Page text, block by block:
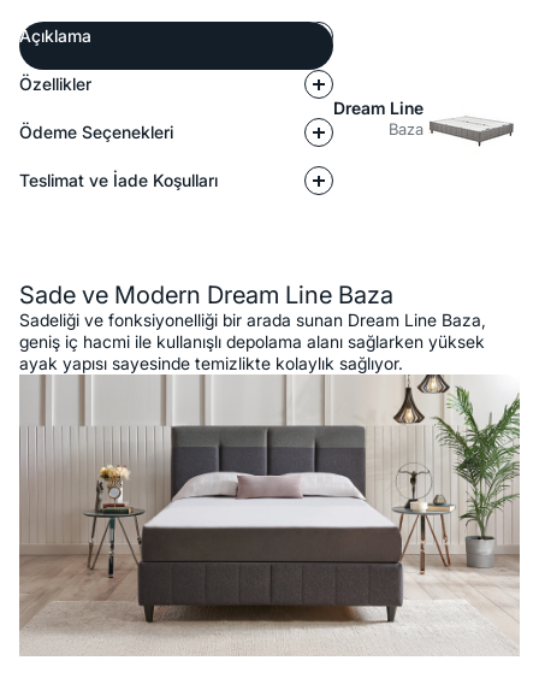
Açıklama
Özellikler
Ödeme Seçenekleri
Teslimat ve İade Koşulları
Dream Line
Baza
Sade ve Modern Dream Line Baza
Sadeliği ve fonksiyonelliği bir arada sunan Dream Line Baza,
geniş iç hacmi ile kullanışlı depolama alanı sağlarken yüksek
ayak yapısı sayesinde temizlikte kolaylık sağlıyor.